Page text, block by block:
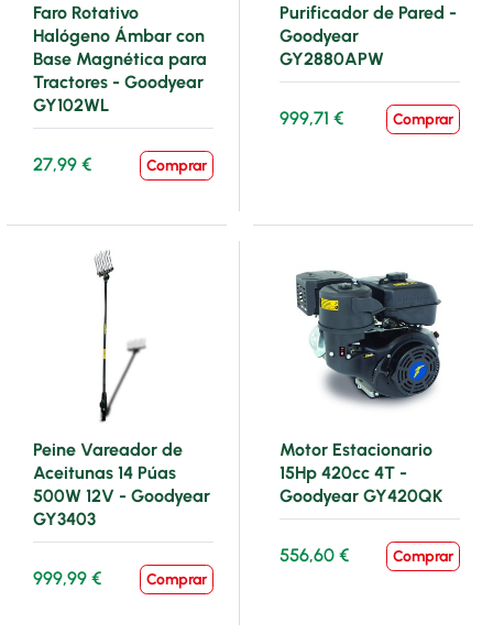
Faro Rotativo
Halógeno Ámbar con
Base Magnética para
Tractores - Goodyear
GY102WL
27,99 € Comprar
Purificador de Pared -
Goodyear
GY2880APW
999,71 € Comprar
Peine Vareador de
Aceitunas 14 Púas
500W 12V - Goodyear
GY3403
999,99 € Comprar
Motor Estacionario
15Hp 420cc 4T -
Goodyear GY420QK
556,60 € Comprar